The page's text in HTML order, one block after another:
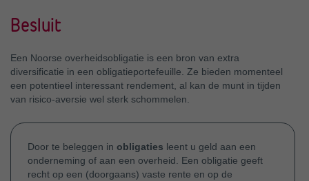
Besluit
Een Noorse overheidsobligatie is een bron van extra
diversificatie in een obligatieportefeuille. Ze bieden momenteel
een potentieel interessant rendement, al kan de munt in tijden
van risico-aversie wel sterk schommelen.
Door te beleggen in obligaties leent u geld aan een
onderneming of aan een overheid. Een obligatie geeft
recht op een (doorgaans) vaste rente en op de